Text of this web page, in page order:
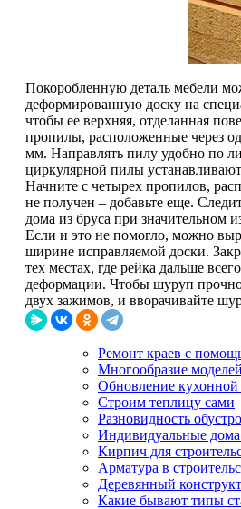
Покоробленную деталь мебели
деформированную доску на
чтобы ее верхняя, отделанная
пропилы, расположенные через
мм. Направлять пилу удобно по
циркулярной пилы
Начните с четырех пропилов,
не получен – добавьте еще.
дома из бруса при значительном
Если и это не помогло, можно
ширине исправляемой доски.
тех местах, где рейка дальше
деформации. Чтобы шуруп
двух зажимов, и вворачивайте
Ремонт краев с
Многообразие
Обновление кухонной
Строим теплицу сами
Разновидность
Индивидуальные дома
Кирпич для
Арматура в
Деревянный
Какие бывают типы